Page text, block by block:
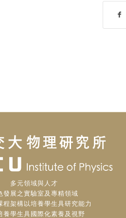
多元領域與人才
發展之實驗室及專精領域
程架構以培養學生具研究能力
養學生具國際化素養及視野